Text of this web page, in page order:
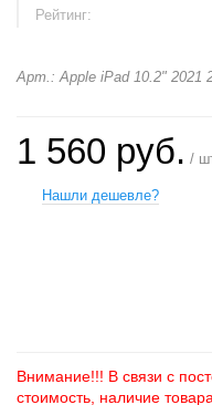
Рейтинг:
Арт.: Apple iPad 10.2" 2021
1 560 руб. /
Нашли дешевле?
Внимание!!! В связи с
стоимость, наличие